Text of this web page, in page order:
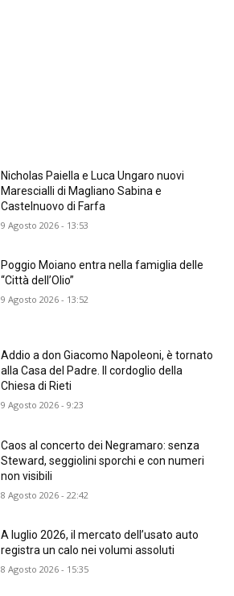
Nicholas Paiella e Luca Ungaro nuovi
Marescialli di Magliano Sabina e
Castelnuovo di Farfa
9 Agosto 2026 - 13:53
Poggio Moiano entra nella famiglia delle
“Città dell’Olio”
9 Agosto 2026 - 13:52
Addio a don Giacomo Napoleoni, è tornato
alla Casa del Padre. Il cordoglio della
Chiesa di Rieti
9 Agosto 2026 - 9:23
Caos al concerto dei Negramaro: senza
Steward, seggiolini sporchi e con numeri
non visibili
8 Agosto 2026 - 22:42
A luglio 2026, il mercato dell’usato auto
registra un calo nei volumi assoluti
8 Agosto 2026 - 15:35